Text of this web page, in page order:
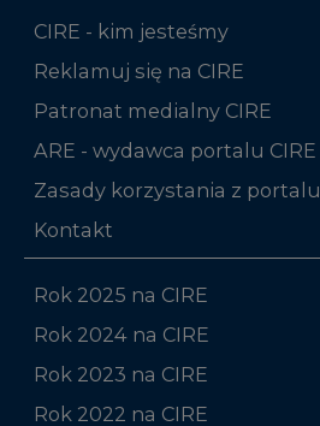
CIRE - kim jesteśmy
Reklamuj się na CIRE
Patronat medialny CIRE
ARE - wydawca portalu CIRE
Zasady korzystania z portalu
Kontakt
Rok 2025 na CIRE
Rok 2024 na CIRE
Rok 2023 na CIRE
Rok 2022 na CIRE